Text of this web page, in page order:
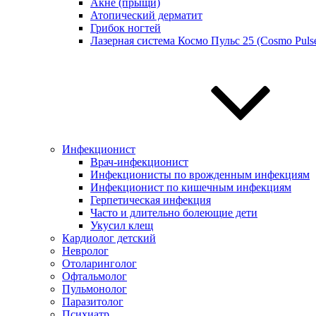
Акне (прыщи)
Атопический дерматит
Грибок ногтей
Лазерная система Космо Пульс 25 (Cosmo
Инфекционист
Врач-инфекционист
Инфекционисты по врожденным инфекциям
Инфекционист по кишечным инфекциям
Герпетическая инфекция
Часто и длительно болеющие дети
Укусил клещ
Кардиолог детский
Невролог
Отоларинголог
Офтальмолог
Пульмонолог
Паразитолог